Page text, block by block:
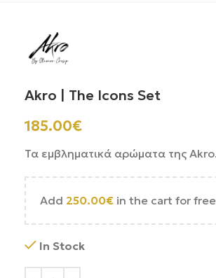
Akro | The Icons Set
185.00€
Τα εμβληματικά αρώματα της
Add 250.00€ in the cart for
In Stock